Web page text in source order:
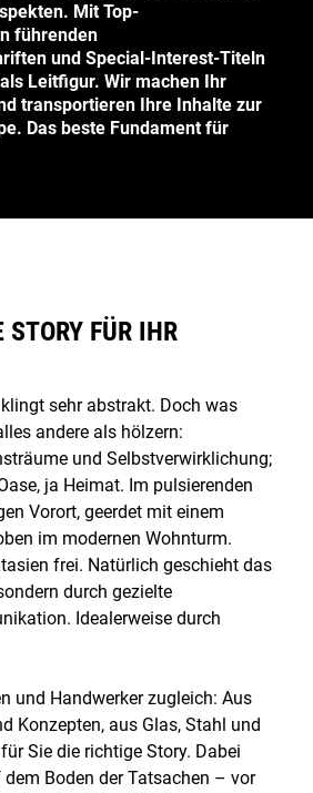
Mit Top-
führenden
und Special-Interest-Titeln
Leitfigur. Wir machen Ihr
transportieren Ihre Inhalte zur
Das beste Fundament für
FÜR IHR
sehr abstrakt. Doch was
andere als hölzern:
und Selbstverwirklichung;
ja Heimat. Im pulsierenden
Vorort, geerdet mit einem
im modernen Wohnturm.
frei. Natürlich geschieht das
durch gezielte
Idealerweise durch
und Handwerker zugleich: Aus
Konzepten, aus Glas, Stahl und
Sie die richtige Story. Dabei
Boden der Tatsachen – vor